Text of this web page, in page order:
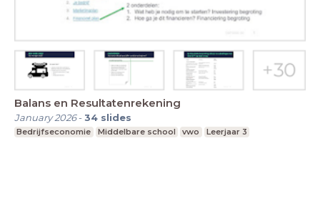
Balans en Resultatenrekening
January 2026-34 slides
Bedrijfseconomie Middelbare school vwo Leerjaar 3